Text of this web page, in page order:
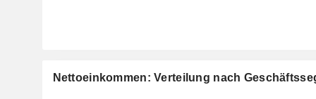
Nettoeinkommen: Verteilung nach